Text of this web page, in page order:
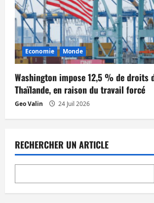
Economie Monde
Washington impose 12,5 % de droits
Thaïlande, en raison du travail forcé
Geo Valin 24 Juil 2026
RECHERCHER UN ARTICLE